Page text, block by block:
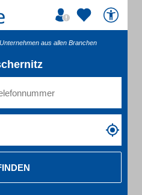
aus allen Branchen